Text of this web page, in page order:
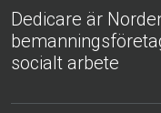
Dedicare är
socialt arbete